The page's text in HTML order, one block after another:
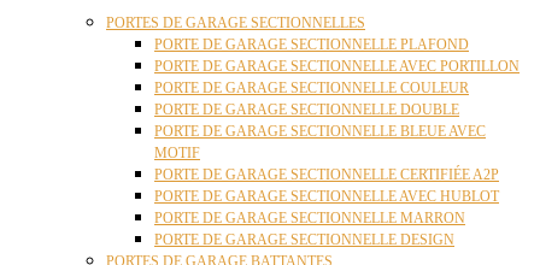
PORTES DE GARAGE SECTIONNELLES
PORTE DE GARAGE SECTIONNELLE PLAFOND
PORTE DE GARAGE SECTIONNELLE AVEC PORTILLON
PORTE DE GARAGE SECTIONNELLE COULEUR
PORTE DE GARAGE SECTIONNELLE DOUBLE
PORTE DE GARAGE SECTIONNELLE BLEUE AVEC
MOTIF
PORTE DE GARAGE SECTIONNELLE CERTIFIÉE A2P
PORTE DE GARAGE SECTIONNELLE AVEC HUBLOT
PORTE DE GARAGE SECTIONNELLE MARRON
PORTE DE GARAGE SECTIONNELLE DESIGN
PORTES DE GARAGE BATTANTES